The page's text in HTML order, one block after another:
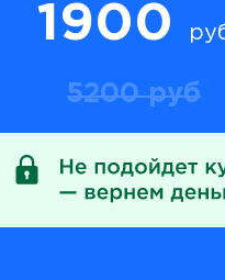
1900
5200 руб